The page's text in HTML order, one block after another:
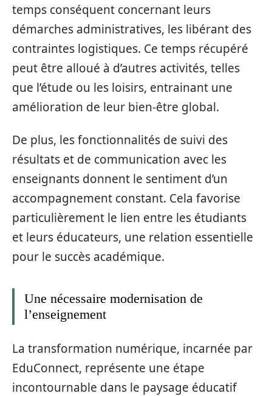
temps conséquent concernant leurs
démarches administratives, les libérant des
contraintes logistiques. Ce temps récupéré
peut être alloué à d’autres activités, telles
que l’étude ou les loisirs, entrainant une
amélioration de leur bien-être global.
De plus, les fonctionnalités de suivi des
résultats et de communication avec les
enseignants donnent le sentiment d’un
accompagnement constant. Cela favorise
particulièrement le lien entre les étudiants
et leurs éducateurs, une relation essentielle
pour le succès académique.
Une nécessaire modernisation de
l’enseignement
La transformation numérique, incarnée par
EduConnect, représente une étape
incontournable dans le paysage éducatif